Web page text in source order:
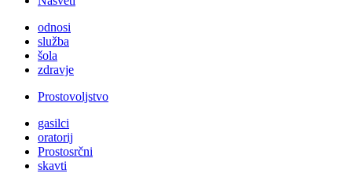
odnosi
služba
šola
zdravje
Prostovoljstvo
gasilci
oratorij
Prostosrčni
skavti